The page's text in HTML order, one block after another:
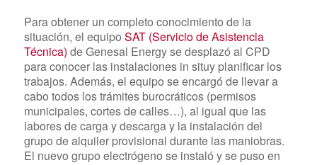
Para obtener un completo conocimiento de la
situación, el equipo SAT (Servicio de Asistencia
Técnica) de Genesal Energy se desplazó al CPD
para conocer las instalaciones in situy planificar los
trabajos. Además, el equipo se encargó de llevar a
cabo todos los trámites burocráticos (permisos
municipales, cortes de calles…), al igual que las
labores de carga y descarga y la instalación del
grupo de alquiler provisional durante las maniobras.
El nuevo grupo electrógeno se instaló y se puso en